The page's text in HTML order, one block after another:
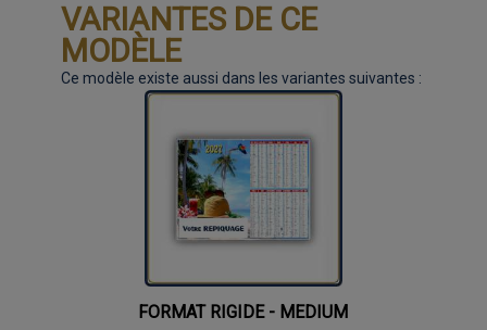
VARIANTES DE CE
MODÈLE
Ce modèle existe aussi dans les variantes suivantes :
FORMAT RIGIDE - MEDIUM